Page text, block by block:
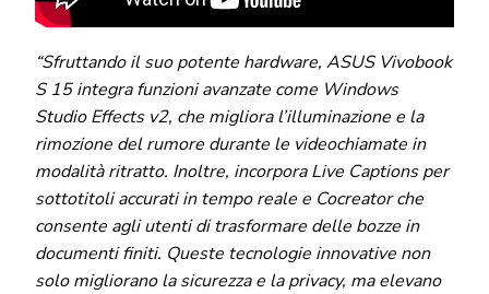
“Sfruttando il suo potente hardware, ASUS Vivobook
S 15 integra funzioni avanzate come Windows
Studio Effects v2, che migliora l’illuminazione e la
rimozione del rumore durante le videochiamate in
modalità ritratto. Inoltre, incorpora Live Captions per
sottotitoli accurati in tempo reale e Cocreator che
consente agli utenti di trasformare delle bozze in
documenti finiti. Queste tecnologie innovative non
solo migliorano la sicurezza e la privacy, ma elevano